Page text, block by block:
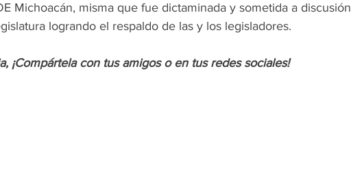
Michoacán, misma que fue dictaminada y sometida a discusión
logrando el respaldo de las y los legisladores.
¡Compártela con tus amigos o en tus redes sociales!